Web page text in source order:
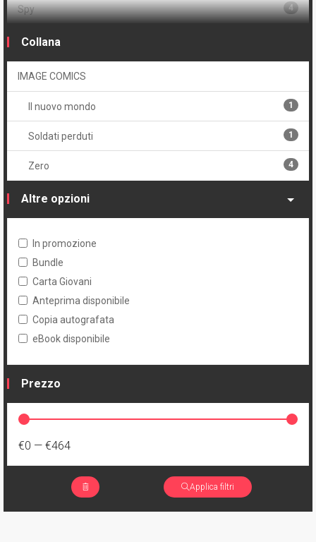
Spy 4
Storico
Collana
IMAGE COMICS
Il nuovo mondo 1
Soldati perduti 1
Zero 4
Altre opzioni
In promozione
Bundle
Carta Giovani
Anteprima disponibile
Copia autografata
eBook disponibile
Prezzo
€0 — €464
Applica filtri